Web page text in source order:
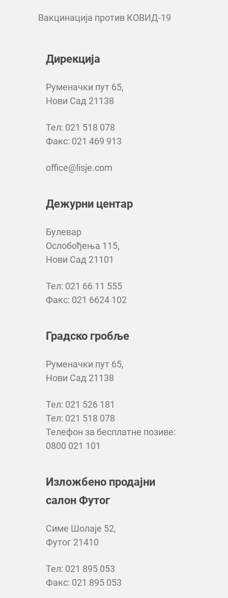
Вакцинација против КОВИД-19
Дирекција
Руменачки пут 65,
Нови Сад 21138
Тел: 021 518 078
Факс: 021 469 913
office@lisje.com
Дежурни центар
Булевар
Ослобођења 115,
Нови Сад 21101
Тел: 021 66 11 555
Факс: 021 6624 102
Градско гробље
Руменачки пут 65,
Нови Сад 21138
Тел: 021 526 181
Тел: 021 518 078
Телефон за бесплатне позиве:
0800 021 101
Изложбено продајни
салон Футог
Симе Шолаје 52,
Футог 21410
Тел: 021 895 053
Факс: 021 895 053